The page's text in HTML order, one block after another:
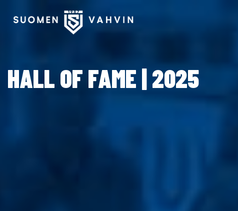
HALL OF FAME | 2025